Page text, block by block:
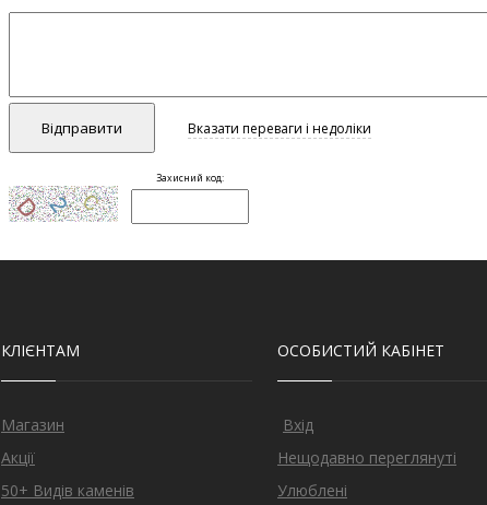
КЛІЄНТАМ
Магазин
Акції
50+ Видів каменів
ОСОБИСТИЙ КАБІНЕТ
Вхід
Нещодавно переглянуті
Улюблені